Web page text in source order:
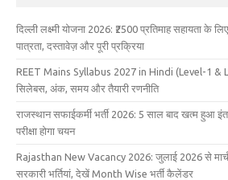
दिल्ली लक्ष्मी योजना 2026: ₹2500 प्रतिमाह सहायता
पात्रता, दस्तावेज़ और पूरी प्रक्रिया
REET Mains Syllabus 2027 in Hindi (Level-1 &
सिलेबस, अंक, समय और तैयारी रणनीति
राजस्थान सफाईकर्मी भर्ती 2026: 5 साल बाद खत्म हुआ
परीक्षा होगा चयन
Rajasthan New Vacancy 2026: जुलाई 2026 से
सरकारी भर्तियां, देखें Month Wise भर्ती कैलेंडर